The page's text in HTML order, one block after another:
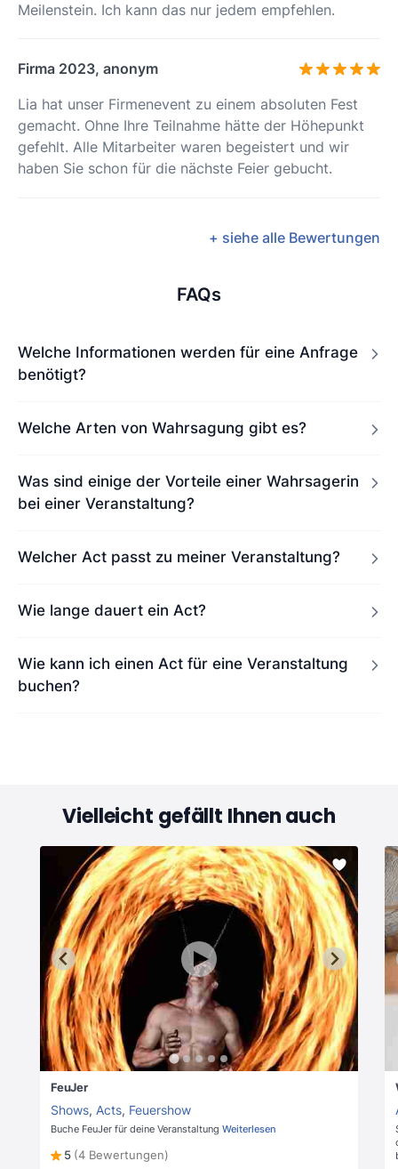
Meilenstein. Ich kann das nur jedem empfehlen.
Firma 2023, anonym
Lia hat unser Firmenevent zu einem absoluten Fest
gemacht. Ohne Ihre Teilnahme hätte der Höhepunkt
gefehlt. Alle Mitarbeiter waren begeistert und wir
haben Sie schon für die nächste Feier gebucht.
+ siehe alle Bewertungen
FAQs
Welche Informationen werden für eine Anfrage
benötigt?
Welche Arten von Wahrsagung gibt es?
Was sind einige der Vorteile einer Wahrsagerin
bei einer Veranstaltung?
Welcher Act passt zu meiner Veranstaltung?
Wie lange dauert ein Act?
Wie kann ich einen Act für eine Veranstaltung
buchen?
Vielleicht gefällt Ihnen auch
FeuJer
Shows, Acts, Feuershow
Buche FeuJer für deine Veranstaltung Weiterlesen
5 (4 Bewertungen)